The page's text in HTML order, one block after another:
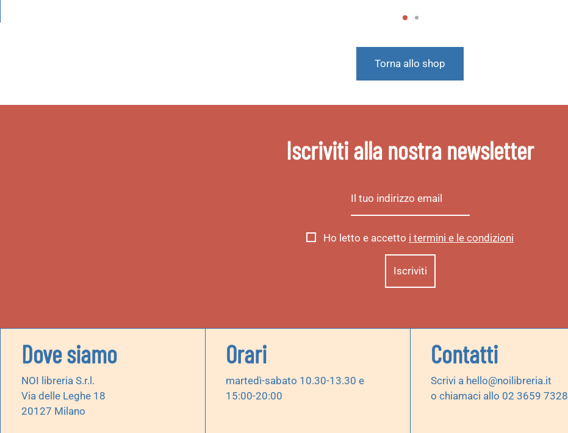
Torna allo shop
Iscriviti alla nostra newsletter
Ho letto e accetto i termini e le condizioni
Dove siamo
NOI libreria S.r.l.
Via delle Leghe 18
20127 Milano
Orari
martedì-sabato 10.30-13.30 e
15:00-20:00
Contatti
Scrivi a hello@noilibreria.it
o chiamaci allo 02 3659 7328